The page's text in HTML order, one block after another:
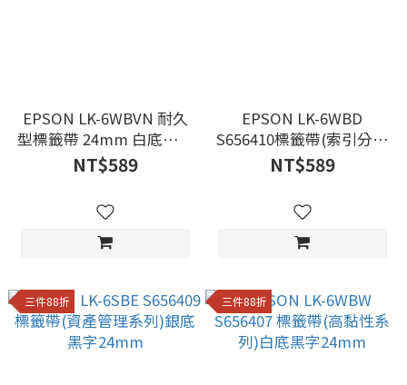
EPSON LK-6WBVN 耐久
型標籤帶 24mm 白底黑字
S656417
NT$589
EPSON LK-6WBD
S656410標籤帶(索引分類
系列)白底黑字24mm
NT$589
三件88折 三件88折